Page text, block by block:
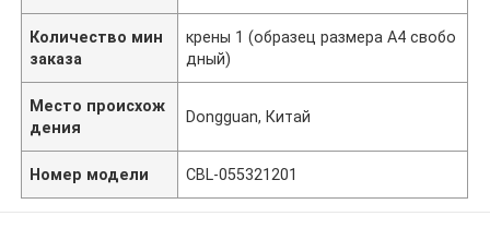
Количество мин
заказа
крены 1 (образец размера A4 свобо
дный)
Место происхож
дения
Dongguan, Китай
Номер модели CBL-055321201